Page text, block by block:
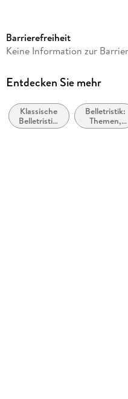
Laufzeit
Reihe
Autor/Autorin
Alfred Döblin
Barrierefreiheit
Keine Information zur
Entdecken Sie mehr
Klassische
Belletristik:
allgemein
Belletristik:
Themen,
Stoffe,